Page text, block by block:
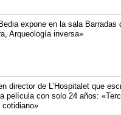
expone en la sala Barradas
Arqueología inversa»
director de L’Hospitalet que
película con solo 24 años:
cotidiano»